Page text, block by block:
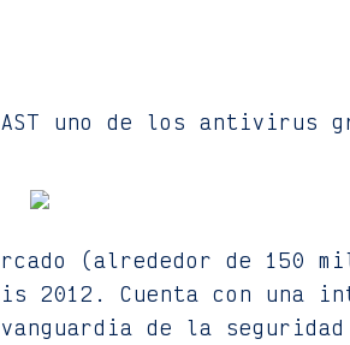
uno de los
(alrededor de 150
2012. Cuenta con una
de la seguridad